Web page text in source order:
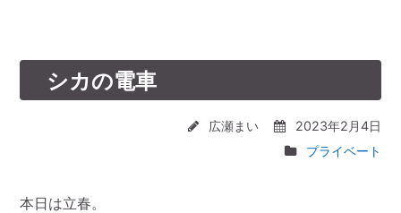
シカの電車
広瀬まい
2023年2月4日
プライベート
本日は立春。